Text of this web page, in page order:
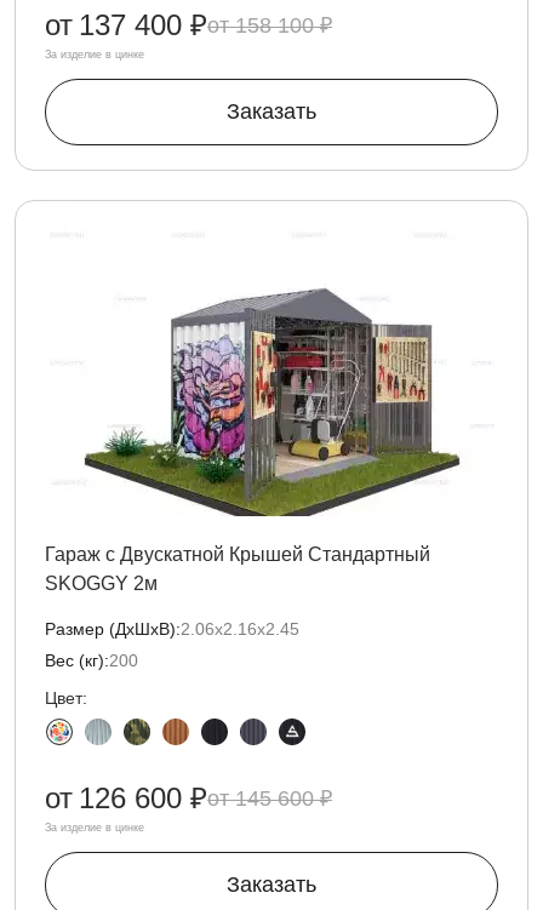
158 100 ₽
от 137 400 ₽
За изделие в цинке
Заказать
Гараж с Двускатной Крышей Стандартный
SKOGGY 2м
Размер (ДxШxВ):2.06х2.16х2.45
Вес (кг):200
Цвет:
145 600 ₽
от 126 600 ₽
За изделие в цинке
Заказать